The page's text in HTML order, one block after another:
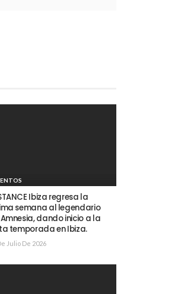
Ibiza regresa la
semana al legendario
dando inicio a la
temporada en Ibiza.
Julio De 2026